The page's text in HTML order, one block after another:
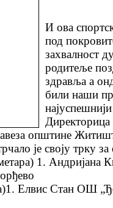
И ова
под
захвалност
родитеље
здравља а
били наши
општине
је своју трку
1. Андријана
Елвис Стан ОШ